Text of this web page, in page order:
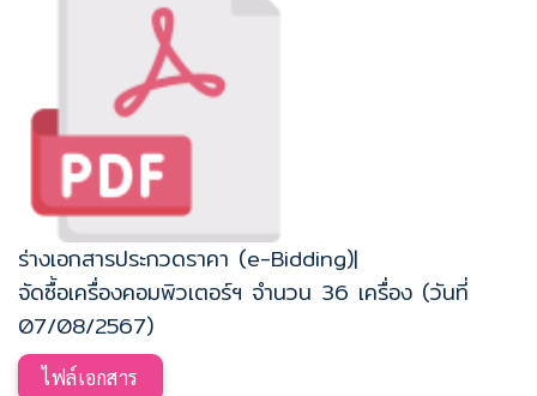
ร่างเอกสารประกวดราคา (e-Bidding)|
จัดซื้อเครื่องคอมพิวเตอร์ฯ จำนวน 36 เครื่อง (วันที่
07/08/2567)
ไฟล์เอกสาร